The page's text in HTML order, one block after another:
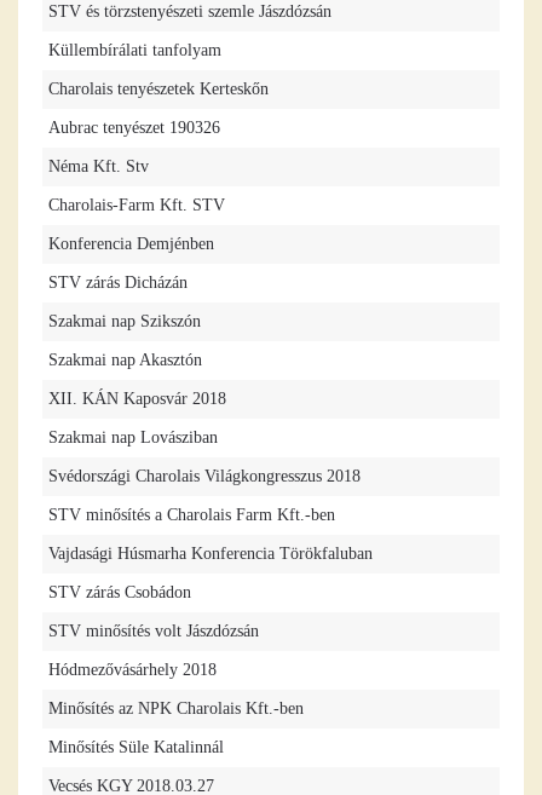
STV és törzstenyészeti szemle Jászdózsán
Küllembírálati tanfolyam
Charolais tenyészetek Kerteskőn
Aubrac tenyészet 190326
Néma Kft. Stv
Charolais-Farm Kft. STV
Konferencia Demjénben
STV zárás Dicházán
Szakmai nap Szikszón
Szakmai nap Akasztón
XII. KÁN Kaposvár 2018
Szakmai nap Lovásziban
Svédországi Charolais Világkongresszus 2018
STV minősítés a Charolais Farm Kft.-ben
Vajdasági Húsmarha Konferencia Törökfaluban
STV zárás Csobádon
STV minősítés volt Jászdózsán
Hódmezővásárhely 2018
Minősítés az NPK Charolais Kft.-ben
Minősítés Süle Katalinnál
Vecsés KGY 2018.03.27